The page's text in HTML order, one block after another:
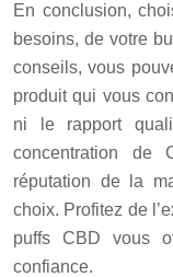
En conclusion,
besoins, de votre
conseils, vous
produit qui vous
ni le rapport
concentration de
réputation de la
choix. Profitez de
puffs CBD vous
confiance.